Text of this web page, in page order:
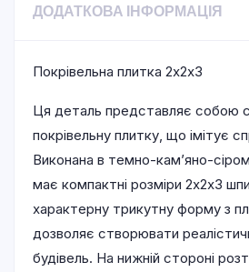
ДОДАТКОВА ІНФОРМАЦІЯ
Покрівельна плитка 2х2х3
Ця деталь представляє собою
покрівельну плитку, що імітує
Виконана в темно-кам’яно-
має компактні розміри 2х2х3
характерну трикутну форму з
дозволяє створювати
будівель. На нижній стороні